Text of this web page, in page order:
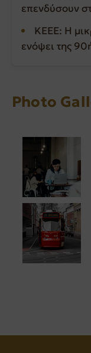
επενδύσουν
ΚΕΕΕ: Η
ενόψει της
Photo